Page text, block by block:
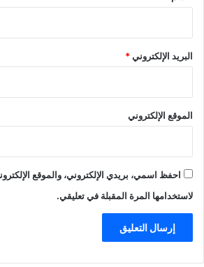
البريد الإلكتروني*
الموقع الإلكتروني
احفظ اسمي، بريدي الإلكتروني، والموقع
لاستخدامها المرة المقبلة في تعليقي.